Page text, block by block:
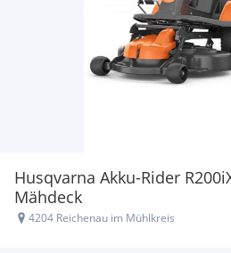
Husqvarna Akku-Rider
Mähdeck
4204 Reichenau im Mühlkreis